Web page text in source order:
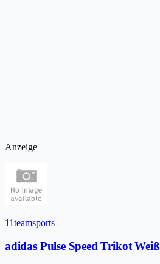
Anzeige
11teamsports
adidas Pulse Speed Trikot Weiß